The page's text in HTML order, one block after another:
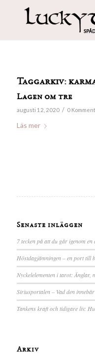
Taggarkiv:
Lagen om tre
augusti 12, 2020 / 0
Läs mer
Senaste inläggen
7 tecken på att du går igenom
Höstdagjämningen – en port till
Nyckelelementen i tarot: Änglar,
Siriusportalen – Vad den
Tankens kraft och tidigare liv:
Arkiv